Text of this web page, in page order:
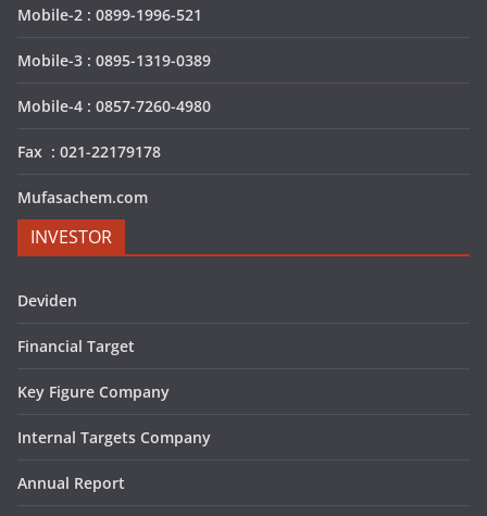
Mobile-2 : 0899-1996-521
Mobile-3 : 0895-1319-0389
Mobile-4 : 0857-7260-4980
Fax : 021-22179178
Mufasachem.com
INVESTOR
Deviden
Financial Target
Key Figure Company
Internal Targets Company
Annual Report